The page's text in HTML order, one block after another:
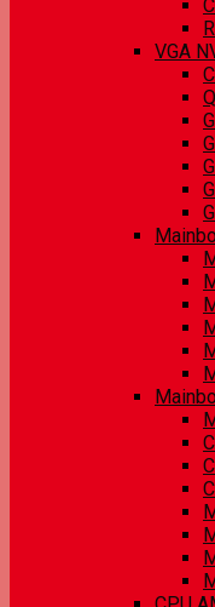
VGA